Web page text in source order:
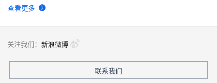
查看更多
关注我们： 新浪微博
联系我们